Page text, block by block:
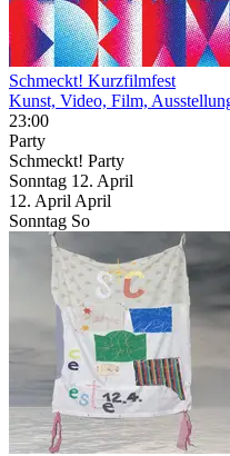
Schmeckt! Kurzfilmfest
Kunst, Video, Film,
23:00
Party
Schmeckt! Party
Sonntag 12. April
12. April April
Sonntag So